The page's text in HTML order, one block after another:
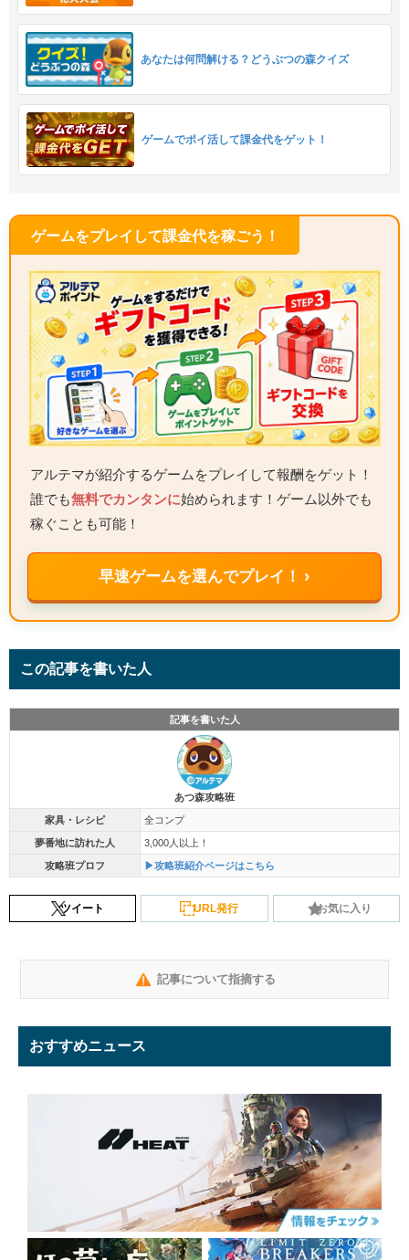
あなたは何問解ける？どうぶつの森クイズ
ゲームでポイ活して課金代をゲット！
ゲームをプレイして課金代を稼ごう！
アルテマが紹介するゲームをプレイして報酬をゲット！
誰でも無料でカンタンに始められます！ゲーム以外でも
稼ぐことも可能！
早速ゲームを選んでプレイ！ ›
この記事を書いた人
記事を書いた人
あつ森攻略班
家具・レシピ 全コンプ
夢番地に訪れた人 3,000人以上！
攻略班プロフ ▶攻略班紹介ページはこちら
ツイート URL発行 お気に入り
記事について指摘する
おすすめニュース